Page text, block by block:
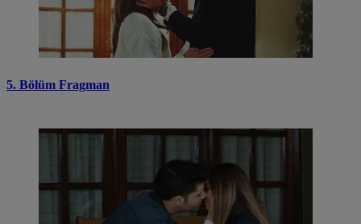
5. Bölüm Fragman